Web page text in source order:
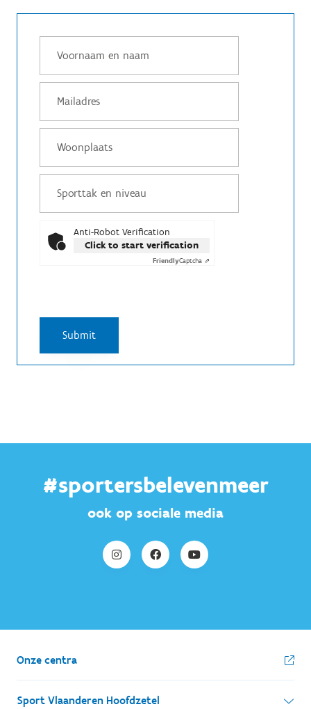
Anti-Robot Verification
Click to start verification
FriendlyCaptcha ⇗
#sportersbelevenmeer
ook op sociale media
Onze centra
Sport Vlaanderen Hoofdzetel